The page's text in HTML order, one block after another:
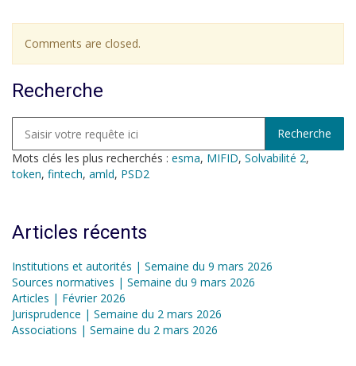
Comments are closed.
Recherche
Mots clés les plus recherchés : esma, MIFID, Solvabilité 2,
token, fintech, amld, PSD2
Articles récents
Institutions et autorités | Semaine du 9 mars 2026
Sources normatives | Semaine du 9 mars 2026
Articles | Février 2026
Jurisprudence | Semaine du 2 mars 2026
Associations | Semaine du 2 mars 2026